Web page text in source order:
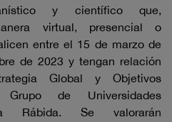
y científico que,
virtual, presencial o
entre el 15 de marzo de
de 2023 y tengan relación
Global y Objetivos
Grupo de Universidades
Rábida. Se valorarán